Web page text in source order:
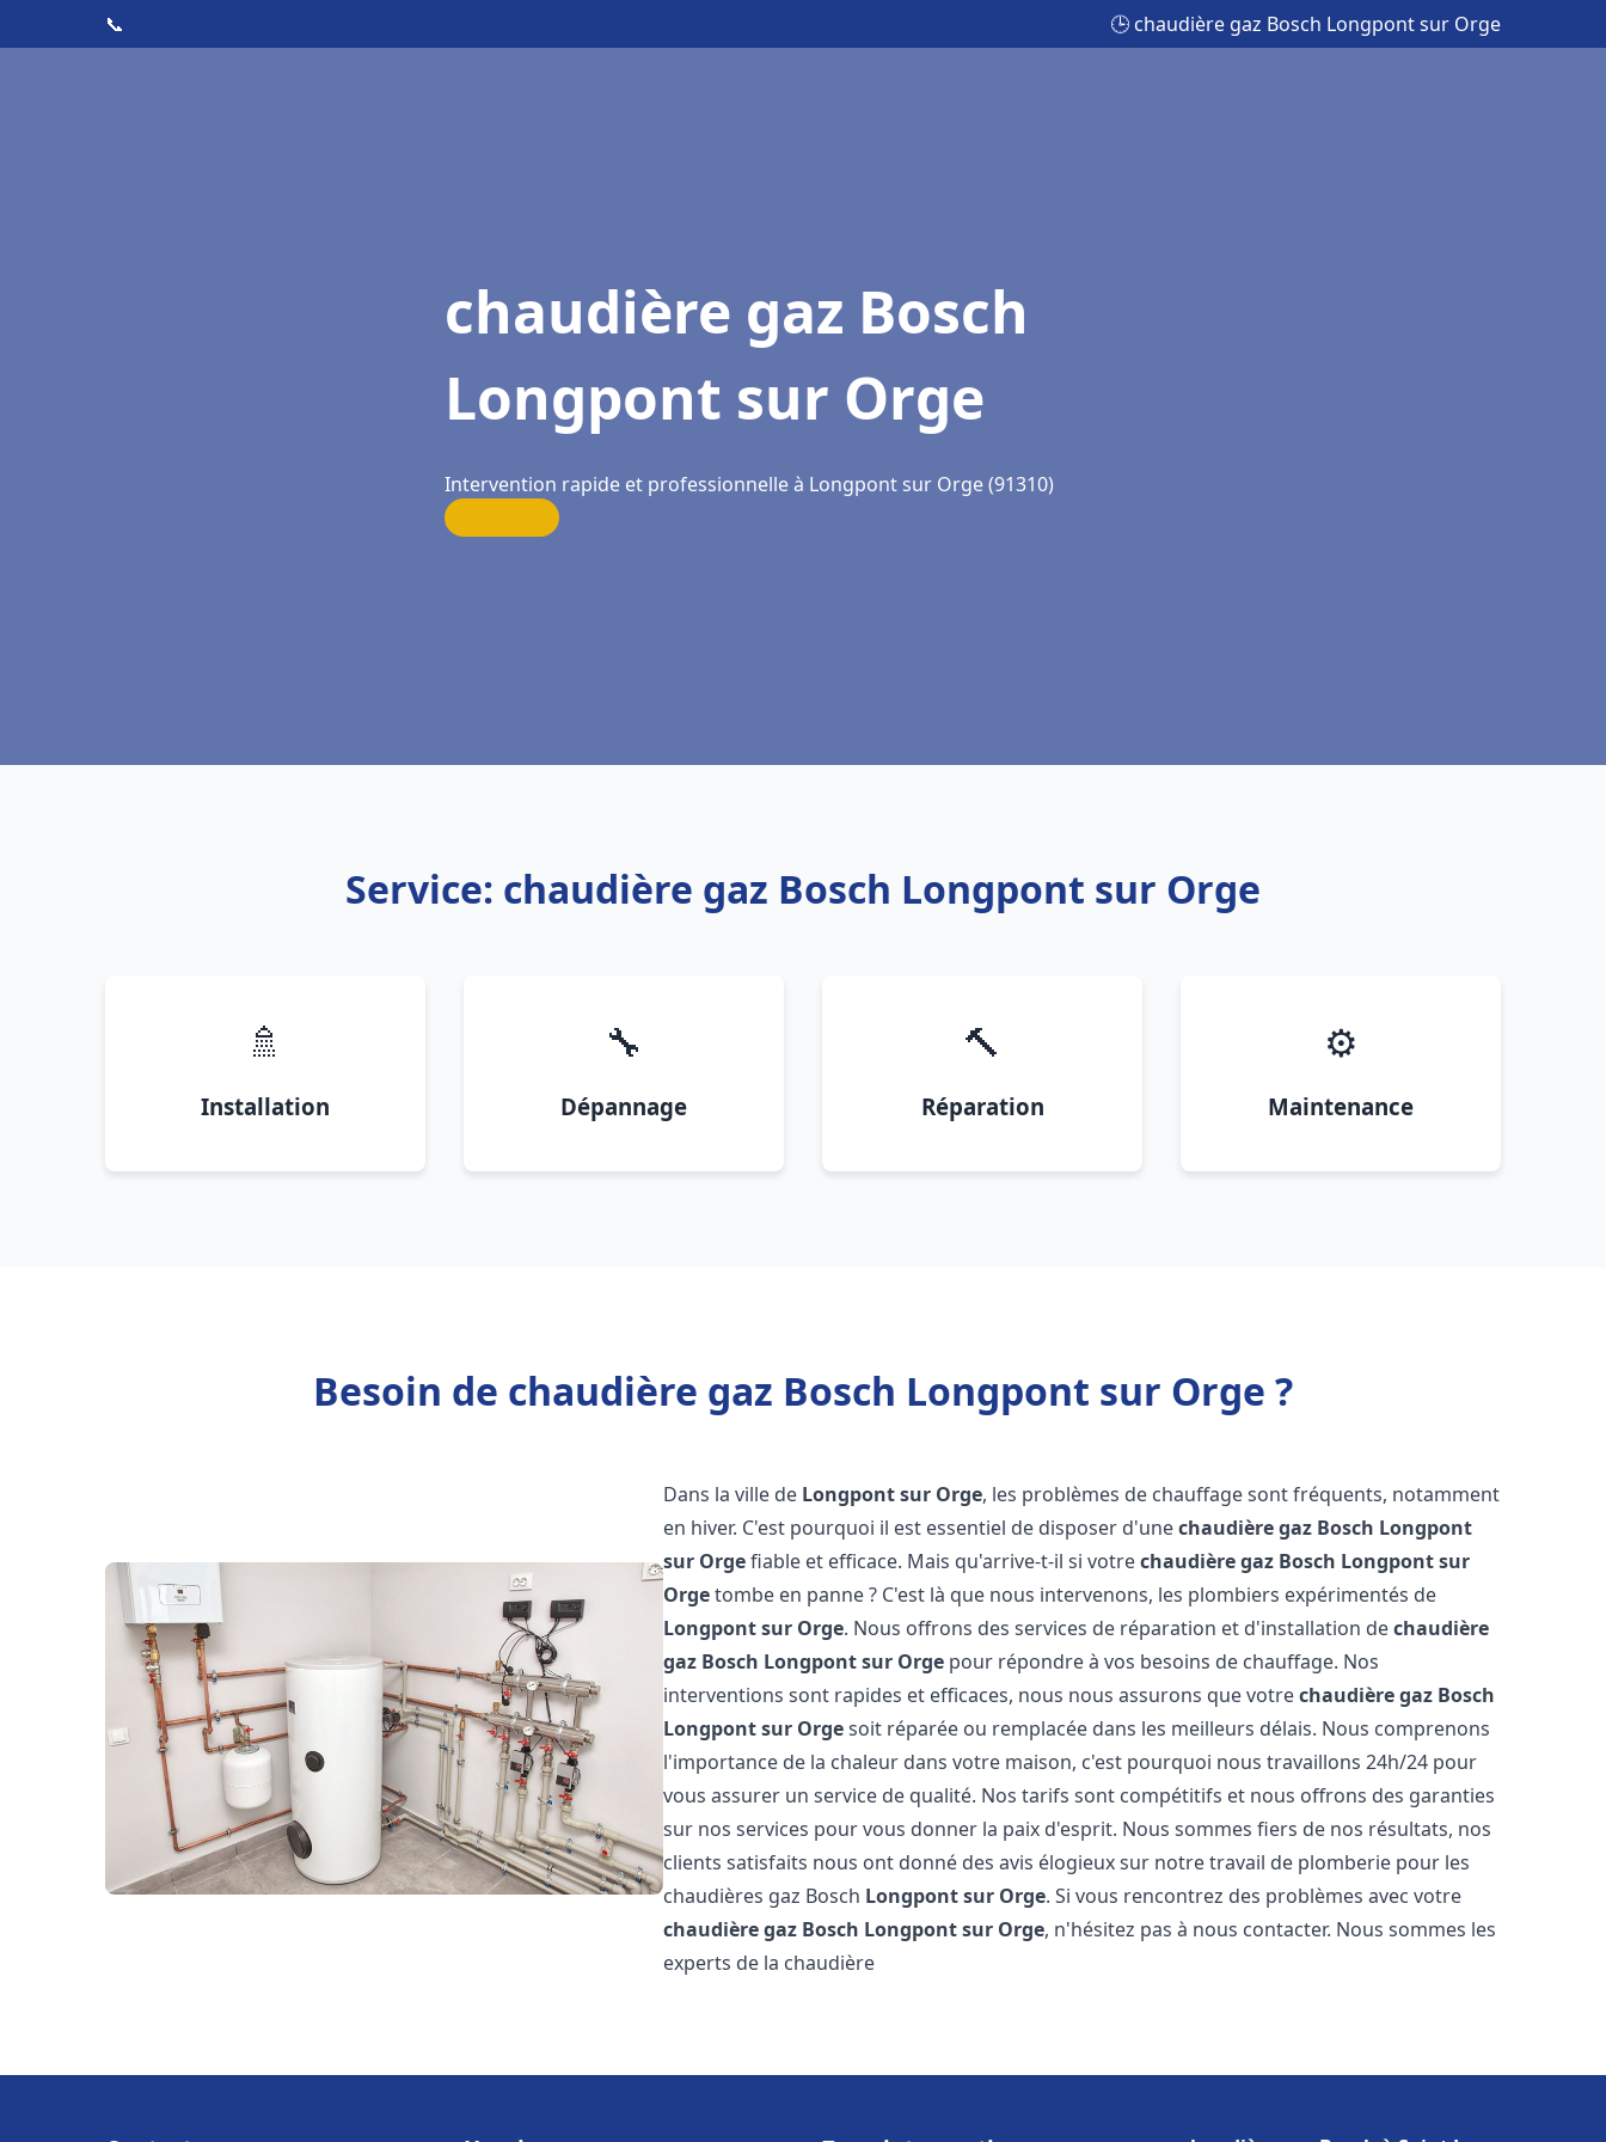
📞 🕒 chaudière gaz Bosch Longpont sur Orge
chaudière gaz Bosch
Longpont sur Orge
Intervention rapide et professionnelle à Longpont sur Orge (91310)
Service: chaudière gaz Bosch Longpont sur Orge
🚿
Installation
🔧
Dépannage
🔨
Réparation
⚙️
Maintenance
Besoin de chaudière gaz Bosch Longpont sur Orge ?
Dans la ville de Longpont sur Orge, les problèmes de chauffage sont fréquents, notamment
en hiver. C'est pourquoi il est essentiel de disposer d'unechaudière gaz Bosch Longpont
sur Orgefiable et efficace. Mais qu'arrive-t-il si votrechaudière gaz Bosch Longpont sur
Orgetombe en panne ? C'est là que nous intervenons, les plombiers expérimentés de
Longpont sur Orge. Nous offrons des services de réparation et d'installation dechaudière
gaz Bosch Longpont sur Orge pour répondre à vos besoins de chauffage. Nos
interventions sont rapides et efficaces, nous nous assurons que votrechaudière gaz Bosch
Longpont sur Orgesoit réparée ou remplacée dans les meilleurs délais. Nous comprenons
l'importance de la chaleur dans votre maison, c'est pourquoi nous travaillons 24h/24 pour
vous assurer un service de qualité. Nos tarifs sont compétitifs et nous offrons des garanties
sur nos services pour vous donner la paix d'esprit. Nous sommes fiers de nos résultats, nos
clients satisfaits nous ont donné des avis élogieux sur notre travail de plomberie pour les
chaudières gaz Bosch Longpont sur Orge. Si vous rencontrez des problèmes avec votre
chaudière gaz Bosch Longpont sur Orge, n'hésitez pas à nous contacter. Nous sommes les
experts de la chaudière